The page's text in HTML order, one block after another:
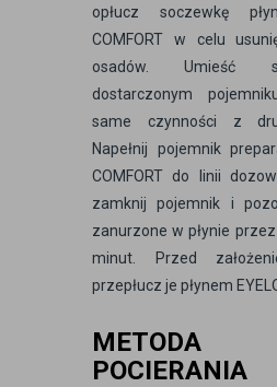
opłucz soczewkę
COMFORT w celu
osadów. Umieść
dostarczonym
same czynności z
Napełnij pojemnik
COMFORT do linii
zamknij pojemnik i
zanurzone w płynie
minut. Przed
przepłucz je płynem
POCIERANIA